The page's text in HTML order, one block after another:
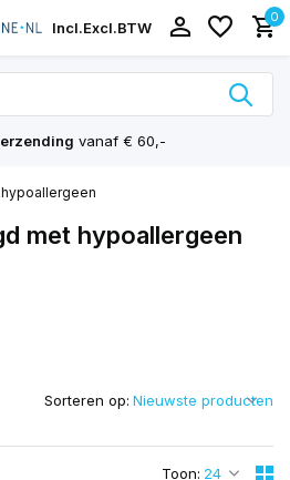
Incl.Excl.BTW
0
vanaf € 60,-
hypoallergeen
met hypoallergeen
Toon:
Sorteren op: